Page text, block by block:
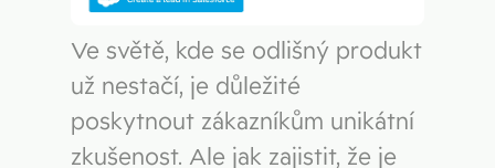
Ve světě, kde se odlišný produkt
už nestačí, je důležité
poskytnout zákazníkům unikátní
zkušenost. Ale jak zajistit, že je